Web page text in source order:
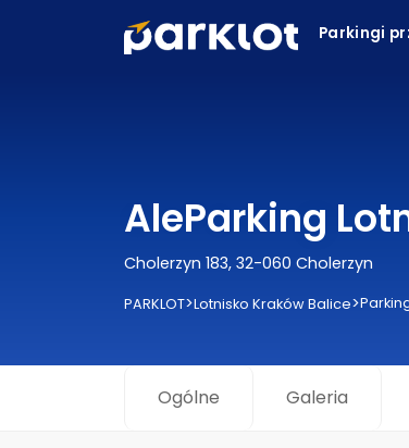
Parkingi
AleParking
Cholerzyn 183, 32-060 Cholerzyn
PARKLOT>Lotnisko Kraków Balice>
Ogólne Galeria